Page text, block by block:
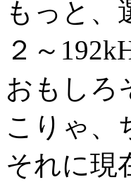
もっと、
２～
おもしろ
こりゃ、
それに現